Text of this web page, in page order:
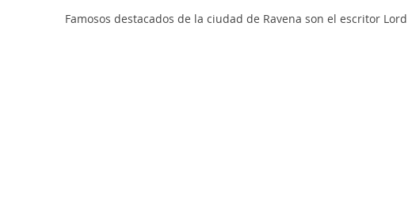
Famosos destacados de la ciudad de Ravena son el escritor